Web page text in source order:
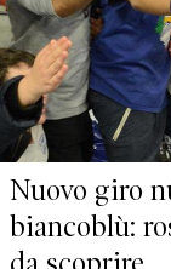
Nuovo giro
biancoblù: